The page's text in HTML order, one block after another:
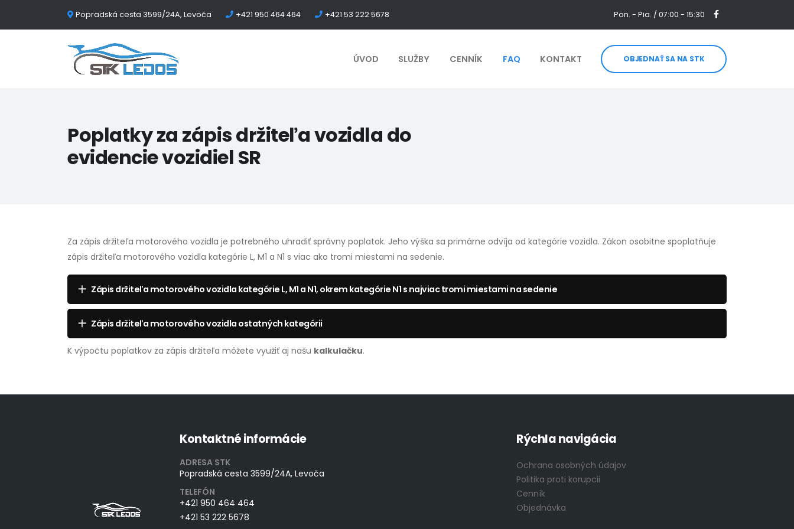
Popradská cesta 3599/24A, Levoča +421 950 464 464 +421 53 222 5678 Pon. - Pia. / 07:00 - 15:30
ÚVOD SLUŽBY CENNÍK FAQ KONTAKT OBJEDNAŤ SA NA STK
Poplatky za zápis držiteľa vozidla do
evidencie vozidiel SR
Za zápis držiteľa motorového vozidla je potrebného uhradiť správny poplatok. Jeho výška sa primárne odvíja od kategórie vozidla. Zákon osobitne spoplatňuje
zápis držiteľa motorového vozidla kategórie L, M1 a N1 s viac ako tromi miestami na sedenie.
Zápis držiteľa motorového vozidla kategórie L, M1 a N1, okrem kategórie N1 s najviac tromi miestami na sedenie
Zápis držiteľa motorového vozidla ostatných kategórii
K výpočtu poplatkov za zápis držiteľa môžete využiť aj našu kalkulačku.
Kontaktné informácie
ADRESA STK
Popradská cesta 3599/24A, Levoča
TELEFÓN
+421 950 464 464
+421 53 222 5678
Rýchla navigácia
Ochrana osobných údajov
Politika proti korupcii
Cenník
Objednávka